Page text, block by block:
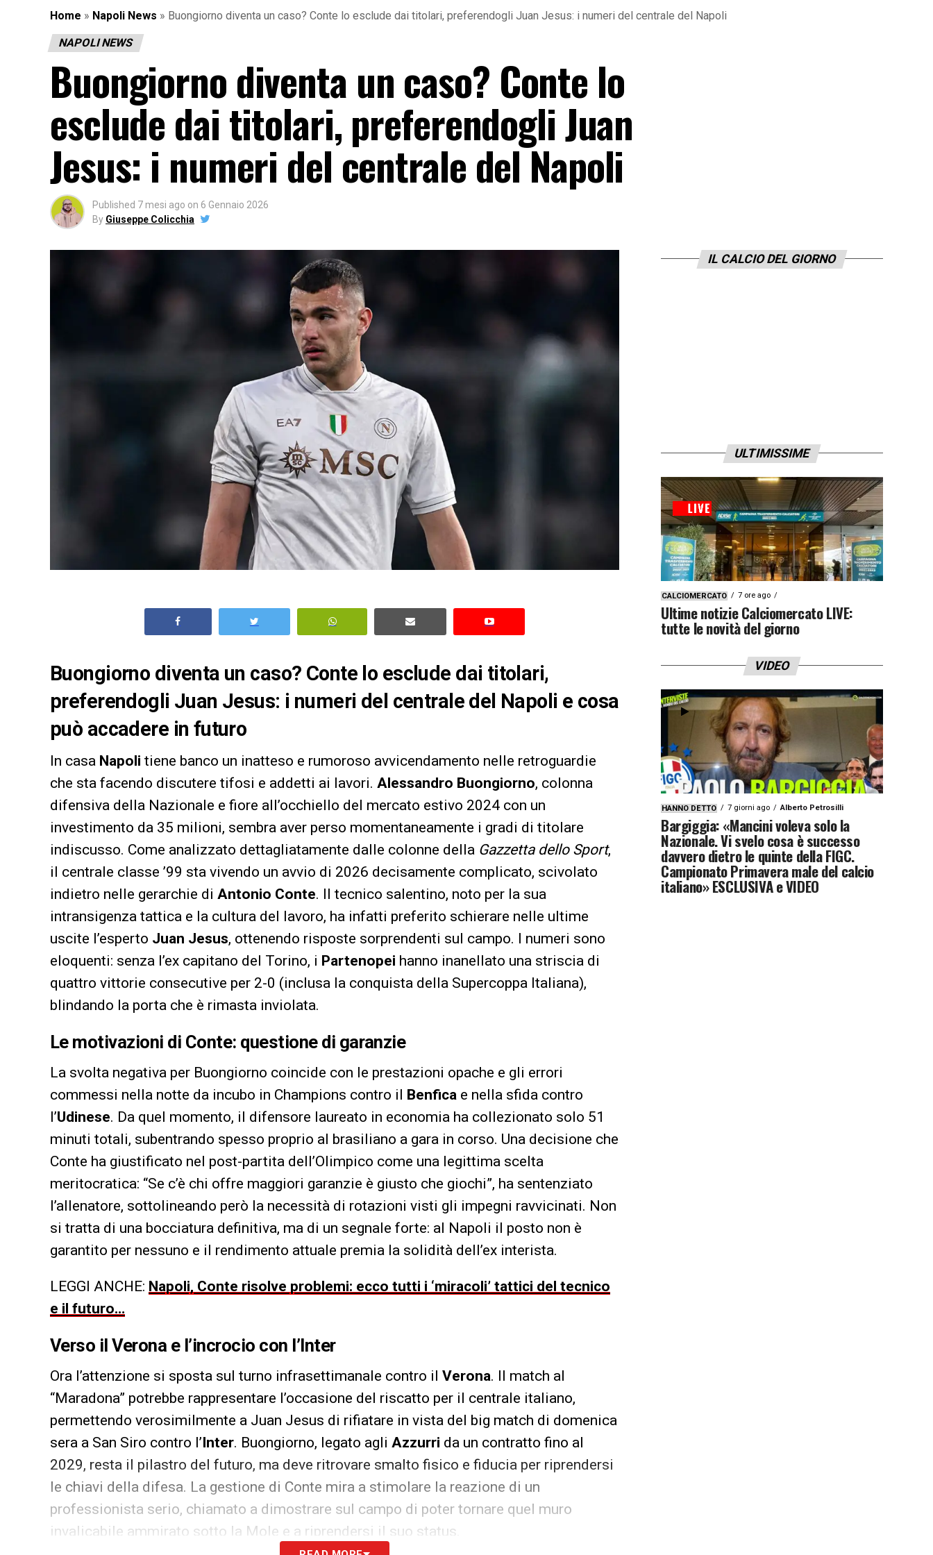
Home » Napoli News » Buongiorno diventa un caso? Conte lo esclude dai titolari, preferendogli Juan Jesus: i numeri del centrale del Napoli
NAPOLI NEWS
Buongiorno diventa un caso? Conte lo
esclude dai titolari, preferendogli Juan
Jesus: i numeri del centrale del Napoli
Published 7 mesi ago on 6 Gennaio 2026
By Giuseppe Colicchia
Buongiorno diventa un caso? Conte lo esclude dai titolari,
preferendogli Juan Jesus: i numeri del centrale del Napoli e cosa
può accadere in futuro
In casa Napoli tiene banco un inatteso e rumoroso avvicendamento nelle retroguardie
che sta facendo discutere tifosi e addetti ai lavori. Alessandro Buongiorno, colonna
difensiva della Nazionale e fiore all’occhiello del mercato estivo 2024 con un
investimento da 35 milioni, sembra aver perso momentaneamente i gradi di titolare
indiscusso. Come analizzato dettagliatamente dalle colonne della Gazzetta dello Sport,
il centrale classe ’99 sta vivendo un avvio di 2026 decisamente complicato, scivolato
indietro nelle gerarchie di Antonio Conte. Il tecnico salentino, noto per la sua
intransigenza tattica e la cultura del lavoro, ha infatti preferito schierare nelle ultime
uscite l’esperto Juan Jesus, ottenendo risposte sorprendenti sul campo. I numeri sono
eloquenti: senza l’ex capitano del Torino, i Partenopei hanno inanellato una striscia di
quattro vittorie consecutive per 2-0 (inclusa la conquista della Supercoppa Italiana),
blindando la porta che è rimasta inviolata.
Le motivazioni di Conte: questione di garanzie
La svolta negativa per Buongiorno coincide con le prestazioni opache e gli errori
commessi nella notte da incubo in Champions contro il Benfica e nella sfida contro
l’Udinese. Da quel momento, il difensore laureato in economia ha collezionato solo 51
minuti totali, subentrando spesso proprio al brasiliano a gara in corso. Una decisione che
Conte ha giustificato nel post-partita dell’Olimpico come una legittima scelta
meritocratica: “Se c’è chi offre maggiori garanzie è giusto che giochi”, ha sentenziato
l’allenatore, sottolineando però la necessità di rotazioni visti gli impegni ravvicinati. Non
si tratta di una bocciatura definitiva, ma di un segnale forte: al Napoli il posto non è
garantito per nessuno e il rendimento attuale premia la solidità dell’ex interista.
LEGGI ANCHE: Napoli, Conte risolve problemi: ecco tutti i ‘miracoli’ tattici del tecnico
e il futuro…
Verso il Verona e l’incrocio con l’Inter
Ora l’attenzione si sposta sul turno infrasettimanale contro il Verona. Il match al
“Maradona” potrebbe rappresentare l’occasione del riscatto per il centrale italiano,
permettendo verosimilmente a Juan Jesus di rifiatare in vista del big match di domenica
sera a San Siro contro l’Inter. Buongiorno, legato agli Azzurri da un contratto fino al
2029, resta il pilastro del futuro, ma deve ritrovare smalto fisico e fiducia per riprendersi
le chiavi della difesa. La gestione di Conte mira a stimolare la reazione di un
professionista serio, chiamato a dimostrare sul campo di poter tornare quel muro
invalicabile ammirato sotto la Mole e a riprendersi il suo status.
IL CALCIO DEL GIORNO
ULTIMISSIME
CALCIOMERCATO 7 ore ago
Ultime notizie Calciomercato LIVE:
tutte le novità del giorno
VIDEO
HANNO DETTO 7 giorni ago Alberto Petrosilli
Bargiggia: «Mancini voleva solo la
Nazionale. Vi svelo cosa è successo
davvero dietro le quinte della FIGC.
Campionato Primavera male del calcio
italiano» ESCLUSIVA e VIDEO